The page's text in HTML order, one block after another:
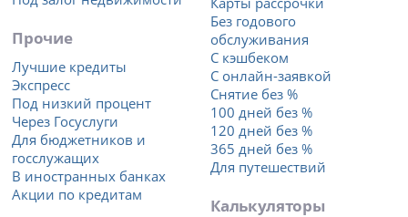
Прочие
Лучшие кредиты
Экспресс
Под низкий процент
Через Госуслуги
Для бюджетников и
госслужащих
В иностранных банках
Акции по кредитам
Без годового
обслуживания
С кэшбеком
С онлайн-заявкой
Снятие без %
100 дней без %
120 дней без %
365 дней без %
Для путешествий
Калькуляторы